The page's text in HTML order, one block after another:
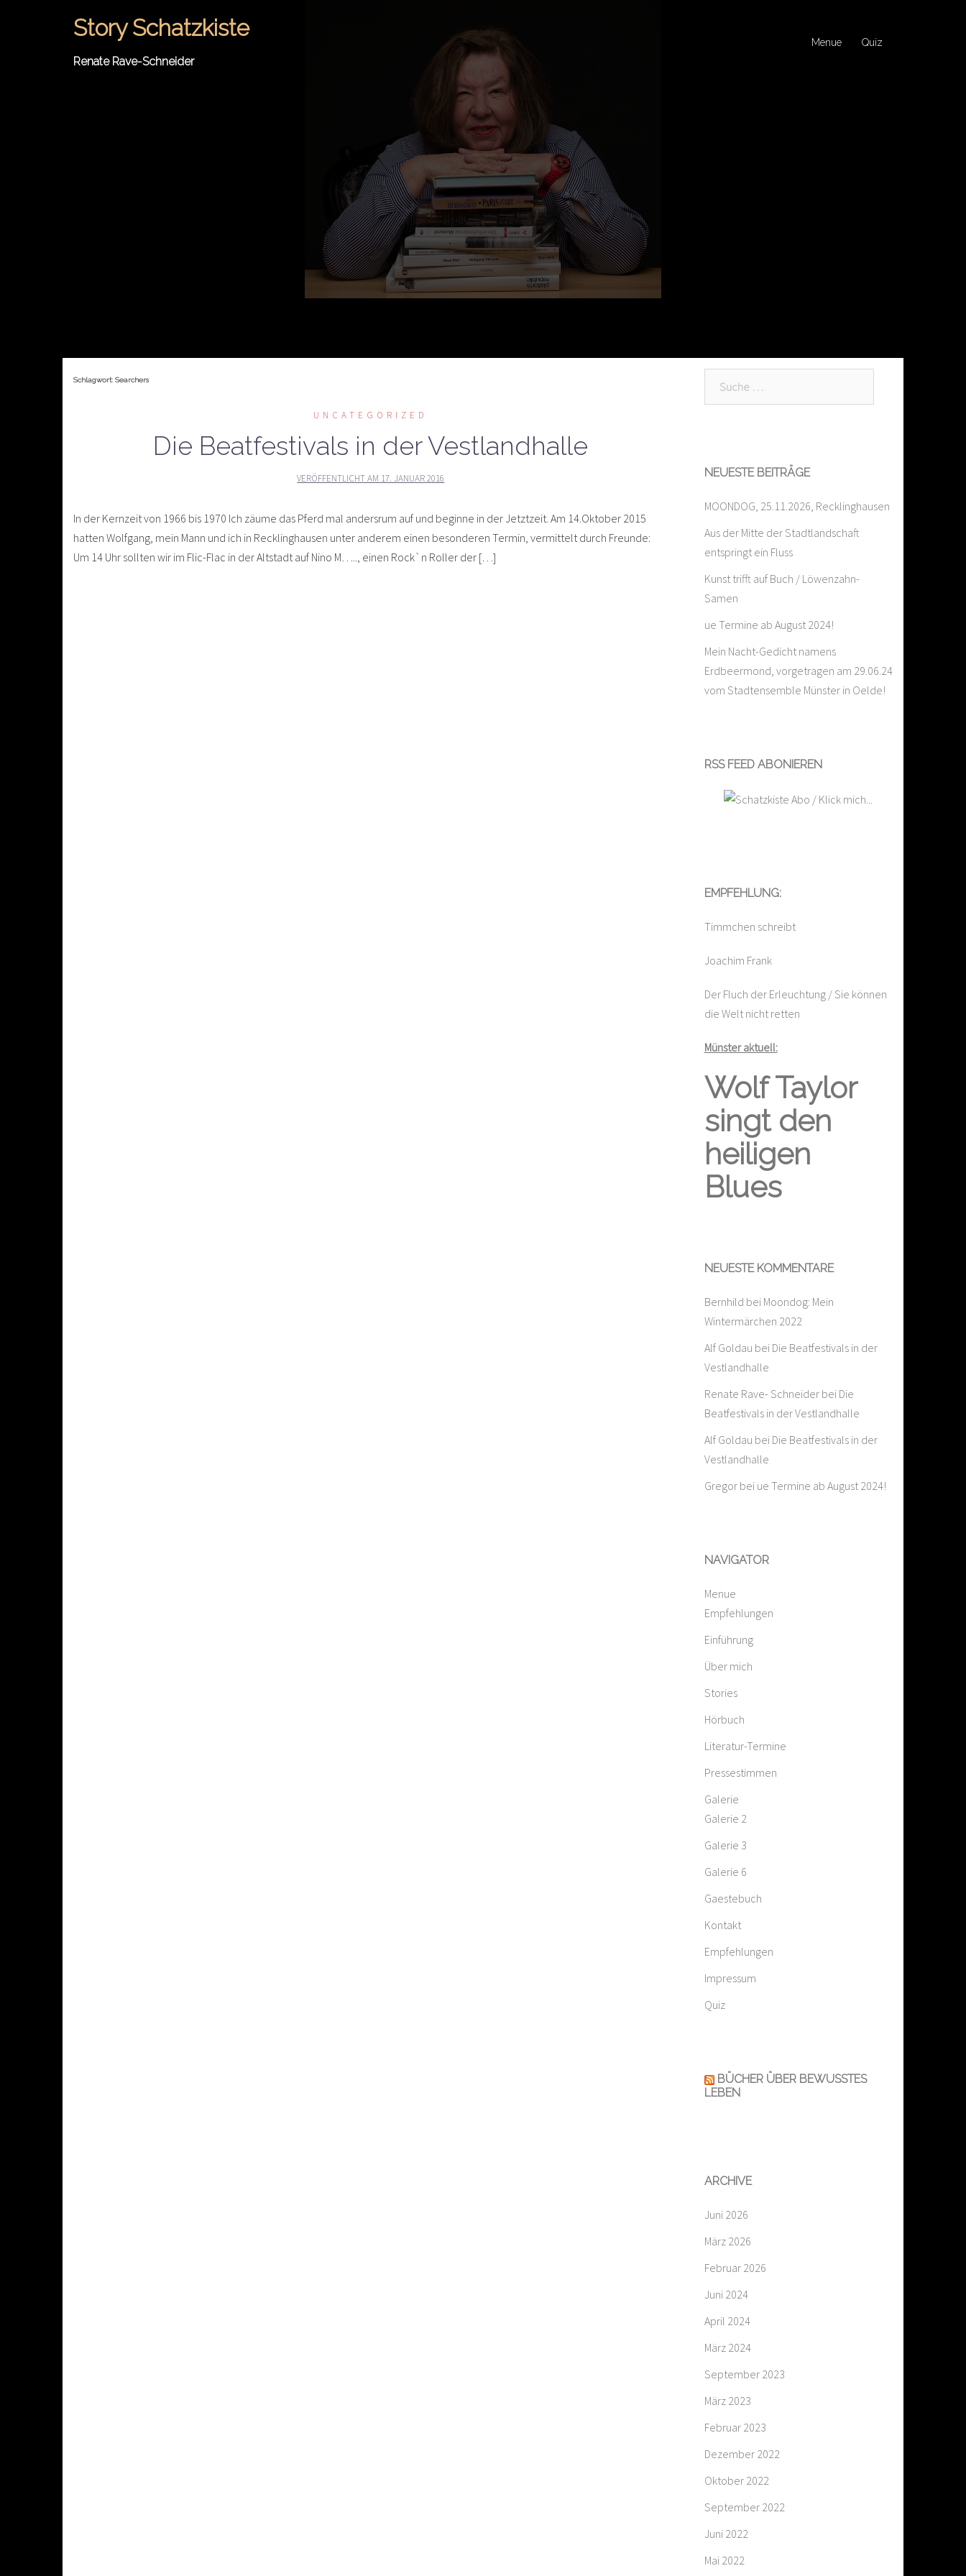
Story Schatzkiste
Renate Rave-Schneider
Menue Quiz
Schlagwort: Searchers
UNCATEGORIZED
Die Beatfestivals in der Vestlandhalle
VERÖFFENTLICHT AM 17. JANUAR 2016
In der Kernzeit von 1966 bis 1970 Ich zäume das Pferd mal andersrum auf und beginne in der Jetztzeit. Am 14.Oktober 2015
hatten Wolfgang, mein Mann und ich in Recklinghausen unter anderem einen besonderen Termin, vermittelt durch Freunde:
Um 14 Uhr sollten wir im Flic-Flac in der Altstadt auf Nino M….., einen Rock`n Roller der […]
NEUESTE BEITRÄGE
MOONDOG, 25.11.2026, Recklinghausen
Aus der Mitte der Stadtlandschaft
entspringt ein Fluss
Kunst trifft auf Buch / Löwenzahn-
Samen
ue Termine ab August 2024!
Mein Nacht-Gedicht namens
Erdbeermond, vorgetragen am 29.06.24
vom Stadtensemble Münster in Oelde!
RSS FEED ABONIEREN
EMPFEHLUNG:
Timmchen schreibt
Joachim Frank
Der Fluch der Erleuchtung / Sie können
die Welt nicht retten
Münster aktuell:
Wolf Taylor
singt den
heiligen
Blues
NEUESTE KOMMENTARE
Bernhild bei Moondog: Mein
Wintermärchen 2022
Alf Goldau bei Die Beatfestivals in der
Vestlandhalle
Renate Rave- Schneiderbei Die
Beatfestivals in der Vestlandhalle
Alf Goldau bei Die Beatfestivals in der
Vestlandhalle
Gregorbei ue Termine ab August 2024!
NAVIGATOR
Menue
Empfehlungen
Einführung
Über mich
Stories
Hörbuch
Literatur-Termine
Pressestimmen
Galerie
Galerie 2
Galerie 3
Galerie 6
Gaestebuch
Kontakt
Empfehlungen
Impressum
Quiz
BÜCHER ÜBER BEWUSSTES
LEBEN
ARCHIVE
Juni 2026
März 2026
Februar 2026
Juni 2024
April 2024
März 2024
September 2023
März 2023
Februar 2023
Dezember 2022
Oktober 2022
September 2022
Juni 2022
Mai 2022